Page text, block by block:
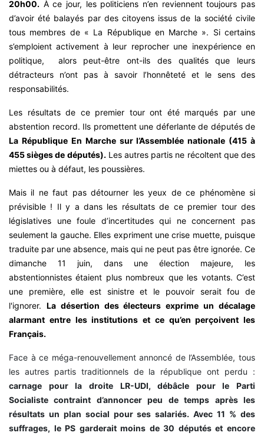
20h00. À ce jour, les politiciens n’en reviennent toujours pas
d’avoir été balayés par des citoyens issus de la société civile
tous membres de « La République en Marche ». Si certains
s’emploient activement à leur reprocher une inexpérience en
politique, alors peut-être ont-ils des qualités que leurs
détracteurs n’ont pas à savoir l’honnêteté et le sens des
responsabilités.
Les résultats de ce premier tour ont été marqués par une
abstention record. Ils promettent une déferlante de députés de
La République En Marche sur l’Assemblée nationale (415 à
455 sièges de députés).Les autres partis ne récoltent que des
miettes ou à défaut, les poussières.
Mais il ne faut pas détourner les yeux de ce phénomène si
prévisible ! Il y a dans les résultats de ce premier tour des
législatives une foule d’incertitudes qui ne concernent pas
seulement la gauche. Elles expriment une crise muette, puisque
traduite par une absence, mais qui ne peut pas être ignorée. Ce
dimanche 11 juin, dans une élection majeure, les
abstentionnistes étaient plus nombreux que les votants. C’est
une première, elle est sinistre et le pouvoir serait fou de
l'ignorer. La désertion des électeurs exprime un décalage
alarmant entre les institutions et ce qu’en perçoivent les
Français.
Face à ce méga-renouvellement annoncé de l’Assemblée, tous
les autres partis traditionnels de la république ont perdu :
carnage pour la droite LR-UDI, débâcle pour le Parti
Socialiste contraint d’annoncer peu de temps après les
résultats un plan social pour ses salariés. Avec 11 % des
suffrages, le PS garderait moins de 30 députés et encore